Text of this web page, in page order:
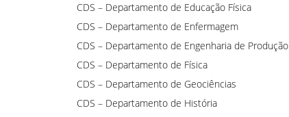
CDS – Departamento de Educação Física
CDS – Departamento de Enfermagem
CDS – Departamento de Engenharia de Produção
CDS – Departamento de Física
CDS – Departamento de Geociências
CDS – Departamento de História